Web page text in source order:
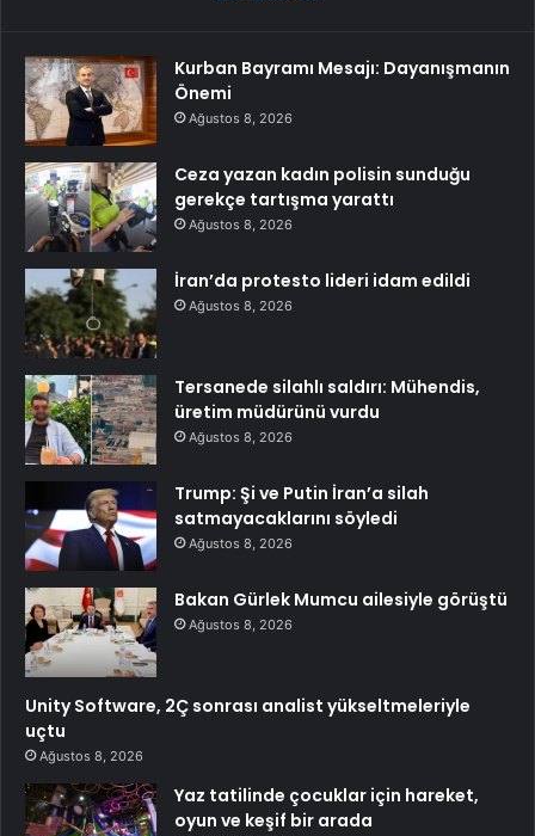
Kurban Bayramı Mesajı: Dayanışmanın
Önemi
Ağustos 8, 2026
Ceza yazan kadın polisin sunduğu
gerekçe tartışma yarattı
Ağustos 8, 2026
İran’da protesto lideri idam edildi
Ağustos 8, 2026
Tersanede silahlı saldırı: Mühendis,
üretim müdürünü vurdu
Ağustos 8, 2026
Trump: Şi ve Putin İran’a silah
satmayacaklarını söyledi
Ağustos 8, 2026
Bakan Gürlek Mumcu ailesiyle görüştü
Ağustos 8, 2026
Unity Software, 2Ç sonrası analist yükseltmeleriyle
uçtu
Ağustos 8, 2026
Yaz tatilinde çocuklar için hareket,
oyun ve keşif bir arada